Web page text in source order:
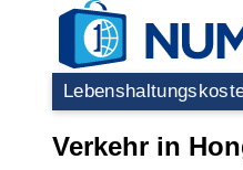
Verkehr in